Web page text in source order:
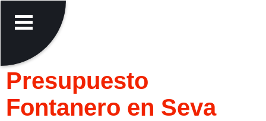
Presupuesto
Fontanero en Seva